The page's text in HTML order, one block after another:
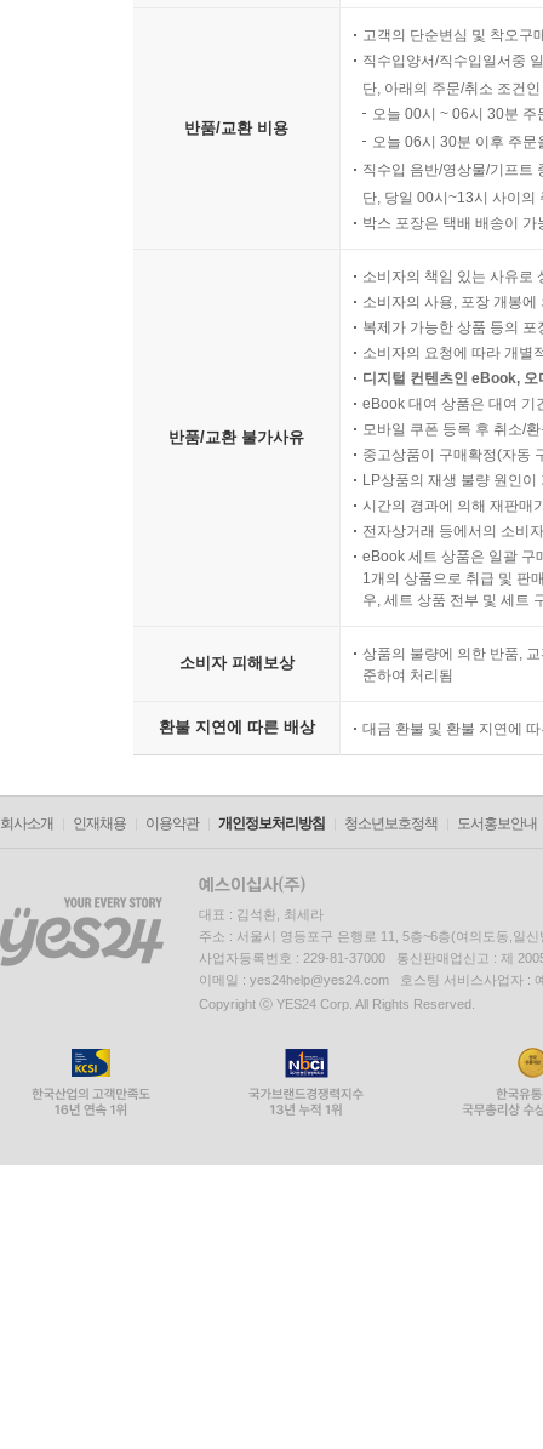
반품/교환 비용
고객의 단순변심 및 착오구
직수입양서/직수입일서중
단, 아래의 주문/취소 조건
오늘 00시 ~ 06시 30분
오늘 06시 30분 이후 주
직수입 음반/영상물/기프트
단, 당일 00시~13시 사이의
박스 포장은 택배 배송이
반품/교환 불가사유
소비자의 책임 있는 사유로
소비자의 사용, 포장 개봉
복제가 가능한 상품 등의
소비자의 요청에 따라 개별
디지털 컨텐츠인 eBook,
eBook 대여 상품은 대여 기
모바일 쿠폰 등록 후 취소/
중고상품이 구매확정(자동
LP상품의 재생 불량 원인
시간의 경과에 의해 재판매
전자상거래 등에서의 소비
eBook 세트 상품은 일괄 구
1개의 상품으로 취급 및 판
우, 세트 상품 전부 및 세트
소비자 피해보상
상품의 불량에 의한 반품,
준하여 처리됨
환불 지연에 따른 배상 대금 환불 및 환불 지연에
회사소개 인재채용 이용약관 개인정보처리방침 청소년보호정책 도서홍보안내
대표 : 김석환, 최세라
주소 : 서울시 영등포구 은행로 11, 5층~6층(여의도동,일신
사업자등록번호 : 229-81-37000 통신판매업신고 : 제
이메일 : yes24help@yes24.com 호스팅 서비스사업자 :
Copyright ⓒ YES24 Corp. All Rights Reserved.